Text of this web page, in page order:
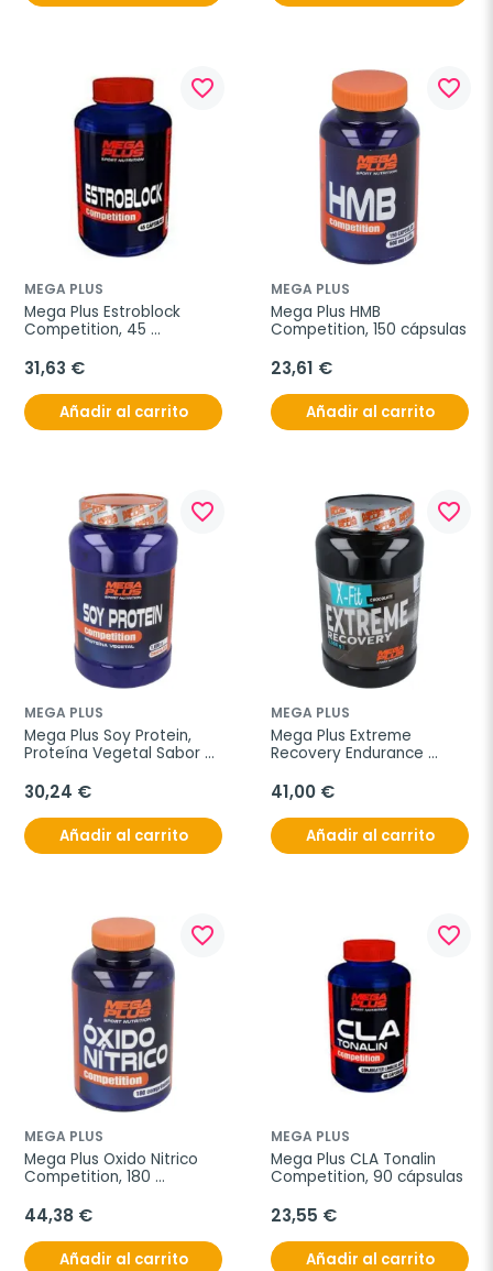
favorite_border
MEGA PLUS
Mega Plus Estroblock
Competition, 45
31,63 €
Añadir al carrito
favorite_border
MEGA PLUS
Mega Plus HMB
Competition, 150 cápsulas
23,61 €
Añadir al carrito
favorite_border
MEGA PLUS
Mega Plus Soy Protein,
Proteína Vegetal Sabor
30,24 €
Añadir al carrito
favorite_border
MEGA PLUS
Mega Plus Extreme
Recovery Endurance
41,00 €
Añadir al carrito
favorite_border
MEGA PLUS
Mega Plus Oxido Nitrico
Competition, 180
44,38 €
Añadir al carrito
favorite_border
MEGA PLUS
Mega Plus CLA Tonalin
Competition, 90 cápsulas
23,55 €
Añadir al carrito